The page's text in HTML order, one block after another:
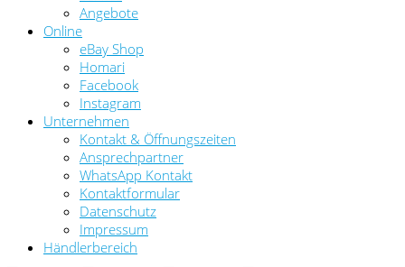
Angebote
Online
eBay Shop
Homari
Facebook
Instagram
Unternehmen
Kontakt & Öffnungszeiten
Ansprechpartner
WhatsApp Kontakt
Kontaktformular
Datenschutz
Impressum
Händlerbereich